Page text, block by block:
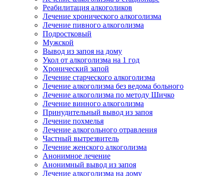
Реабилитация алкоголиков
Лечение хронического алкоголизма
Лечение пивного алкоголизма
Подростковый
Мужской
Вывод из запоя на дому
Укол от алкоголизма на 1 год
Хронический запой
Лечение старческого алкоголизма
Лечение алкоголизма без ведома больного
Лечение алкоголизма по методу Шичко
Лечение винного алкоголизма
Принудительный вывод из запоя
Лечение похмелья
Лечение алкогольного отравления
Частный вытрезвитель
Лечение женского алкоголизма
Анонимное лечение
Анонимный вывод из запоя
Лечение алкоголизма на дому